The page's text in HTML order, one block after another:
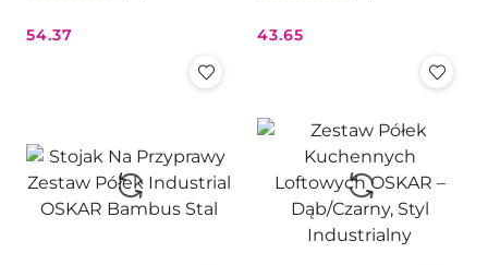
Cena:
54.37
Cena:
43.65